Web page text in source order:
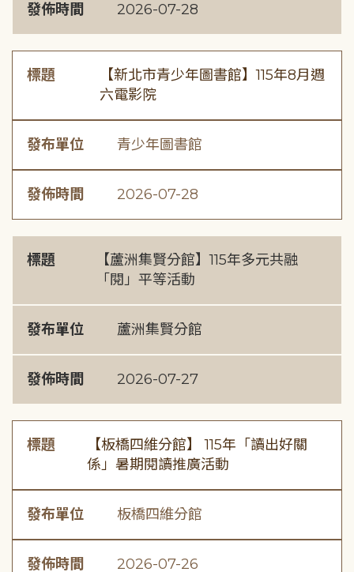
發佈時間 2026-07-28
標題
【新北市青少年圖書館】115年8月週
六電影院
發布單位 青少年圖書館
發佈時間 2026-07-28
標題
【蘆洲集賢分館】115年多元共融
「閱」平等活動
發布單位 蘆洲集賢分館
發佈時間 2026-07-27
標題
【板橋四維分館】 115年「讀出好關
係」暑期閱讀推廣活動
發布單位 板橋四維分館
發佈時間 2026-07-26